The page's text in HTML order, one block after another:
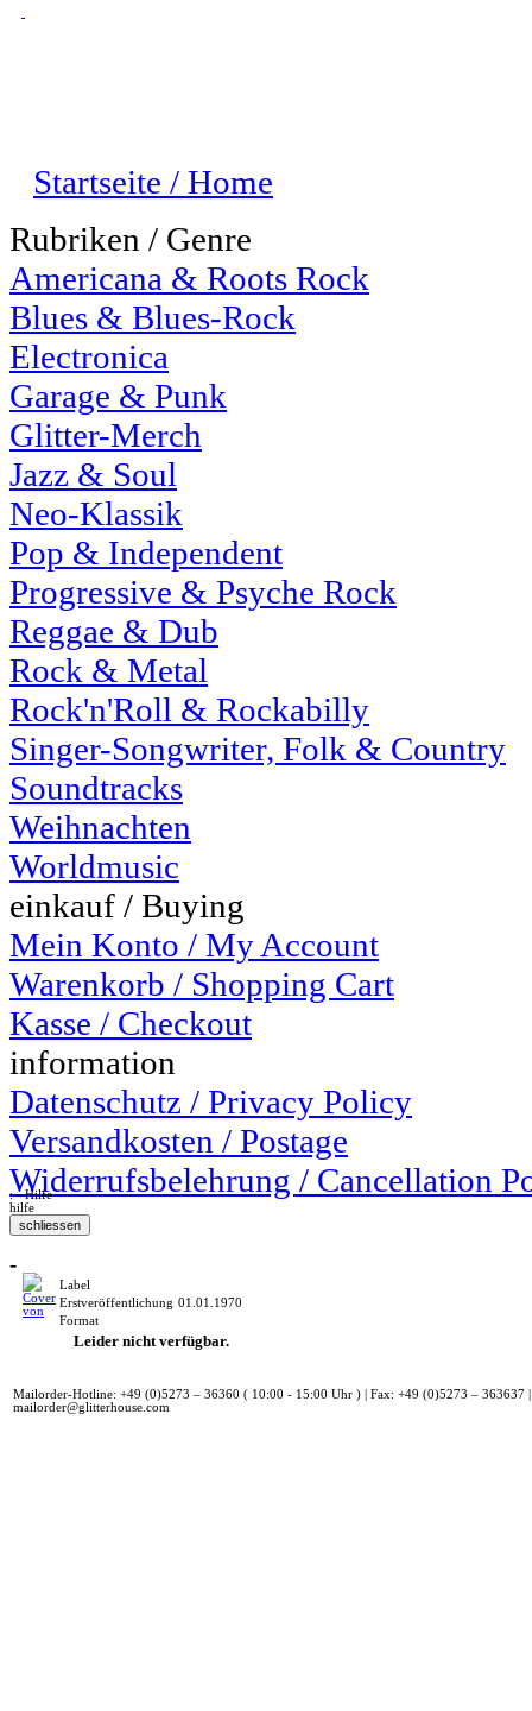
Startseite / Home
Rubriken / Genre
Americana & Roots Rock
Blues & Blues-Rock
Electronica
Garage & Punk
Glitter-Merch
Jazz & Soul
Neo-Klassik
Pop & Independent
Progressive & Psyche Rock
Reggae & Dub
Rock & Metal
Rock'n'Roll & Rockabilly
Singer-Songwriter, Folk & Country
Soundtracks
Weihnachten
Worldmusic
einkauf / Buying
Mein Konto / My Account
Warenkorb / Shopping Cart
Kasse / Checkout
information
Datenschutz / Privacy Policy
Versandkosten / Postage
Widerrufsbelehrung / Cancellation
: - Hilfe
hilfe
-
Label
Erstveröffentlichung 01.01.1970
Format
Leider nicht verfügbar.
Mailorder-Hotline: +49 (0)5273 – 36360 ( 10:00 - 15:00 Uhr ) | Fax: +49 (0)5273 – 363637
mailorder@glitterhouse.com